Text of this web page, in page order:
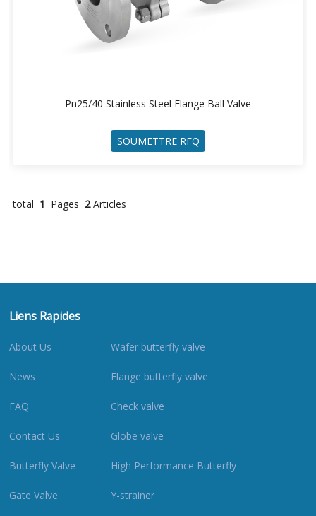
Pn25/40 Stainless Steel Flange Ball Valve
SOUMETTRE RFQ
total 1 Pages 2Articles
Liens Rapides
About Us
News
FAQ
Contact Us
Butterfly Valve
Gate Valve
Wafer butterfly valve
Flange butterfly valve
Check valve
Globe valve
High Performance Butterfly
Y-strainer